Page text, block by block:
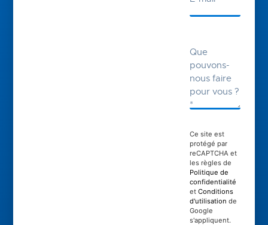
Ce site est
protégé par
reCAPTCHA et
les règles de
Politique de
confidentialité
etConditions
d'utilisation de
Google
s'appliquent.